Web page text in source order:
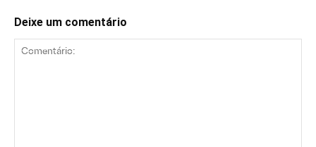
Deixe um comentário